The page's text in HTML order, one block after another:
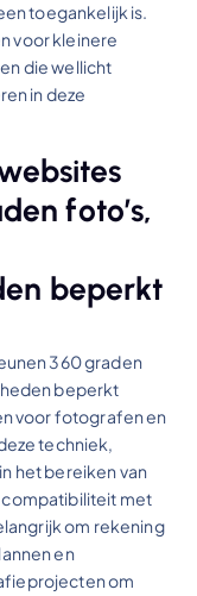
toegankelijk is.
voor kleinere
die wellicht
in deze
foto’s,
beperkt
360 graden
beperkt
voor fotografen en
techniek,
het bereiken van
compatibiliteit met
om rekening
en
om